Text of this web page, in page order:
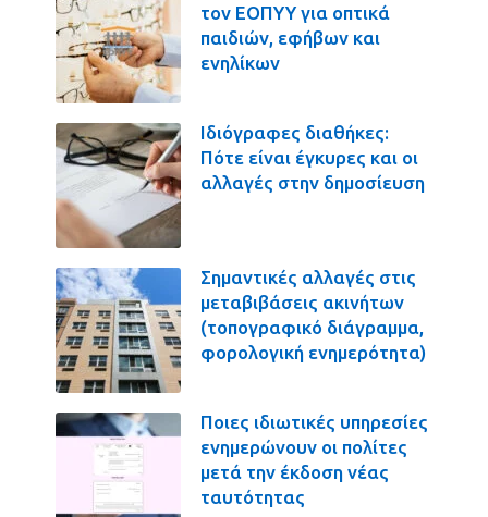
τον ΕΟΠΥΥ για οπτικά
παιδιών, εφήβων και
ενηλίκων
Ιδιόγραφες διαθήκες:
Πότε είναι έγκυρες και οι
αλλαγές στην δημοσίευση
Σημαντικές αλλαγές στις
μεταβιβάσεις ακινήτων
(τοπογραφικό διάγραμμα,
φορολογική ενημερότητα)
Ποιες ιδιωτικές υπηρεσίες
ενημερώνουν οι πολίτες
μετά την έκδοση νέας
ταυτότητας